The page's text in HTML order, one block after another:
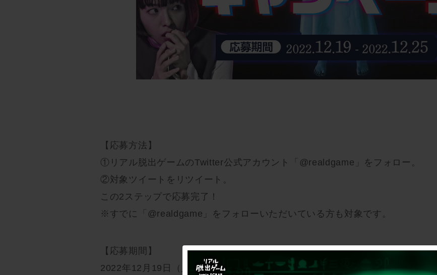
【応募方法】
①リアル脱出ゲームのTwitter公式アカウント「
@realdgame 」をフォロー。
②対象ツイートをリツイート。
この2ステップで応募完了！
※すでに「@realdgame」をフォローいただいている方も対象です。
【応募期間】
2022年12月19日（月）〜12月25日（日）23:59